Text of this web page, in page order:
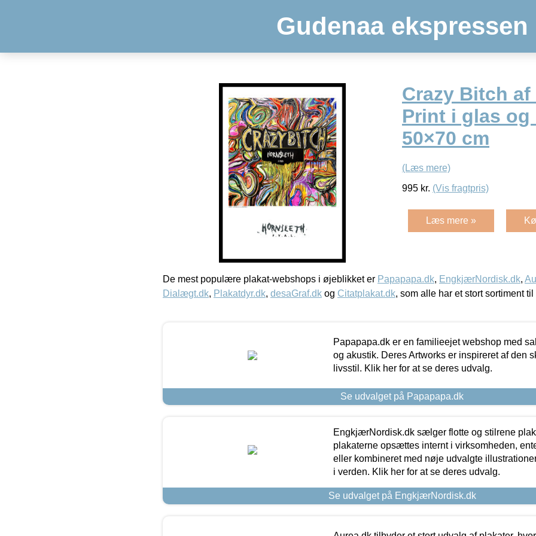
Gudenaa ekspressen
Crazy Bitch
Print i glas og
50×70 cm
(Læs mere)
995 kr. (Vis fragtpris)
Læs mere »
De mest populære plakat-webshops i øjeblikket er Papapapa.dk, EngkjærNordisk.dk,
Dialægt.dk, Plakatdyr.dk, desaGraf.dk og Citatplakat.dk, som alle har et stort sortiment
Papapapa.dk er en familieejet webshop med
og akustik. Deres Artworks er inspireret af den
livsstil. Klik her for at se deres udvalg.
Se udvalget på Papapapa.dk
EngkjærNordisk.dk sælger flotte og stilrene
plakaterne opsættes internt i virksomheden,
eller kombineret med nøje udvalgte
i verden. Klik her for at se deres udvalg.
Se udvalget på EngkjærNordisk.dk